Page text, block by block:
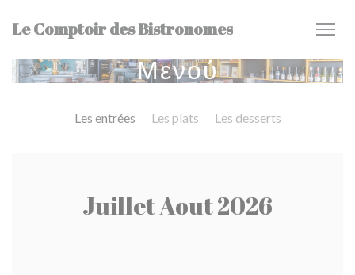
Le Comptoir des Bistronomes
Μενού
Les entrées Les plats Les desserts
Juillet Aout 2026